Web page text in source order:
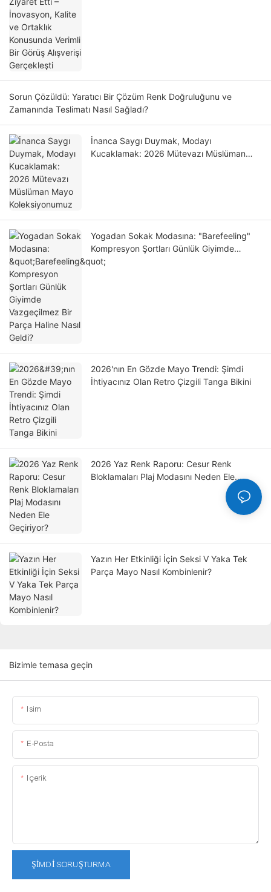
Sorun Çözüldü: Yaratıcı Bir Çözüm Renk Doğruluğunu ve
Zamanında Teslimatı Nasıl Sağladı?
İnanca Saygı Duymak, Modayı
Kucaklamak: 2026 Mütevazı Müslüman
Yogadan Sokak Modasına: "Barefeeling"
Kompresyon Şortları Günlük Giyimde
Vazgeçilmez Bir Parça Haline Nasıl Geldi?
2026'nın En Gözde Mayo Trendi: Şimdi
İhtiyacınız Olan Retro Çizgili Tanga Bikini
2026 Yaz Renk Raporu: Cesur Renk
Bloklamaları Plaj Modasını Neden Ele
Yazın Her Etkinliği İçin Seksi V Yaka Tek
Parça Mayo Nasıl Kombinlenir?
Bizimle temasa geçin
Isim
E-Posta
Içerik
ŞIMDI SORUŞTURMA